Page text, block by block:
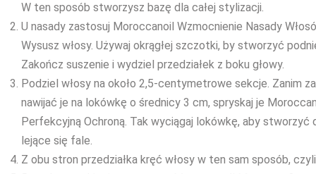
W ten sposób stworzysz bazę dla całej stylizacji.
U nasady zastosuj Moroccanoil Wzmocnienie Nasady
Wysusz włosy. Używaj okrągłej szczotki, by stworzyć
Zakończ suszenie i wydziel przedziałek z boku głowy.
Podziel włosy na około 2,5-centymetrowe sekcje. Zanim
nawijać je na lokówkę o średnicy 3 cm, spryskaj je
Perfekcyjną Ochroną. Tak wyciągaj lokówkę, aby stworzyć
lejące się fale.
Z obu stron przedziałka kręć włosy w ten sam sposób,